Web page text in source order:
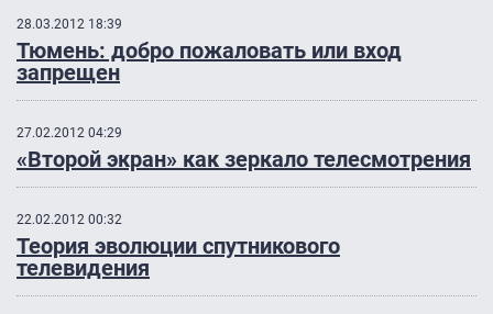
28.03.2012 18:39
Тюмень: добро пожаловать или вход
запрещен
27.02.2012 04:29
«Второй экран» как зеркало телесмотрения
22.02.2012 00:32
Теория эволюции спутникового
телевидения